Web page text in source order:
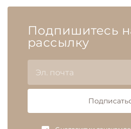
Подпишитесь
рассылку